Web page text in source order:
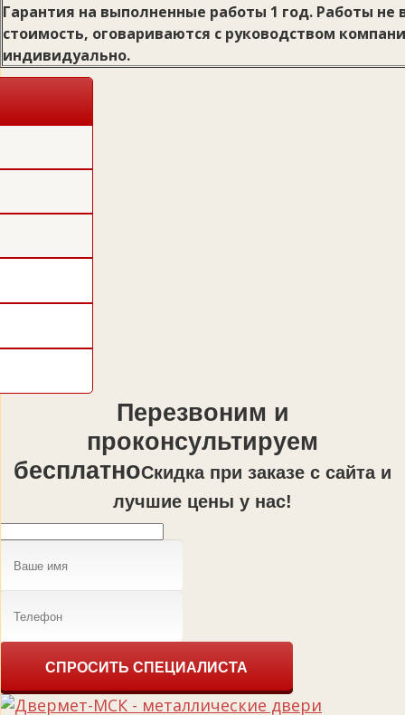
Гарантия на выполненные работы 1 год. Работы
стоимость, оговариваются с руководством
индивидуально.
Перезвоним и
проконсультируем
бесплатноCкидка при заказе с сайта и
лучшие цены у нас!
СПРОСИТЬ СПЕЦИАЛИСТА